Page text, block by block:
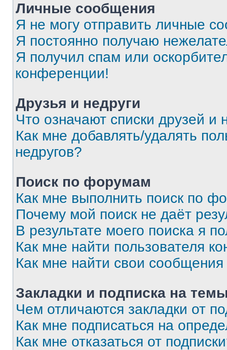
Личные сообщения
Я не могу отправить личные
Я постоянно получаю
Я получил спам или
конференции!
Друзья и недруги
Что означают списки друзей и
Как мне добавлять/удалять
недругов?
Поиск по форумам
Как мне выполнить поиск по
Почему мой поиск не даёт
В результате моего поиска я
Как мне найти пользователя
Как мне найти свои
Закладки и подписка на
Чем отличаются закладки от
Как мне подписаться на
Как мне отказаться от